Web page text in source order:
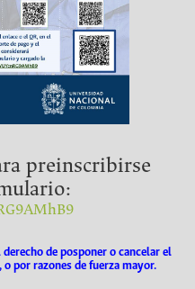
preinscribirse
de posponer o cancelar el
por razones de fuerza mayor.